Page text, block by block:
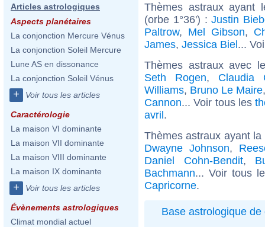
Articles astrologiques
Aspects planétaires
La conjonction Mercure Vénus
La conjonction Soleil Mercure
Lune AS en dissonance
La conjonction Soleil Vénus
+ Voir tous les articles
Caractérologie
La maison VI dominante
La maison VII dominante
La maison VIII dominante
La maison IX dominante
+ Voir tous les articles
Évènements astrologiques
Climat mondial actuel
Thèmes astraux ayant
(orbe 1°36') :Justin
Paltrow, Mel Gibson,
James, Jessica Biel...
Thèmes astraux avec
Seth Rogen, Claudia
Williams, Bruno Le Maire
Cannon... Voir tous les
avril.
Thèmes astraux ayant
Dwayne Johnson,
Daniel Cohn-Bendit,
Bachmann... Voir tous
Capricorne.
Base astrologique de